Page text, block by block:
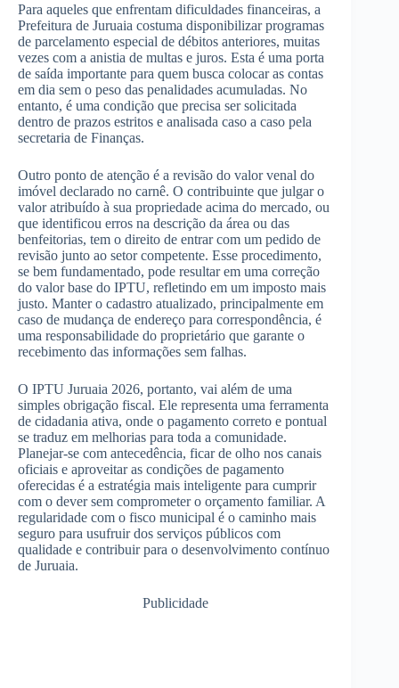
Para aqueles que enfrentam dificuldades financeiras, a
Prefeitura de Juruaia costuma disponibilizar programas
de parcelamento especial de débitos anteriores, muitas
vezes com a anistia de multas e juros. Esta é uma porta
de saída importante para quem busca colocar as contas
em dia sem o peso das penalidades acumuladas. No
entanto, é uma condição que precisa ser solicitada
dentro de prazos estritos e analisada caso a caso pela
secretaria de Finanças.
Outro ponto de atenção é a revisão do valor venal do
imóvel declarado no carnê. O contribuinte que julgar o
valor atribuído à sua propriedade acima do mercado, ou
que identificou erros na descrição da área ou das
benfeitorias, tem o direito de entrar com um pedido de
revisão junto ao setor competente. Esse procedimento,
se bem fundamentado, pode resultar em uma correção
do valor base do IPTU, refletindo em um imposto mais
justo. Manter o cadastro atualizado, principalmente em
caso de mudança de endereço para correspondência, é
uma responsabilidade do proprietário que garante o
recebimento das informações sem falhas.
O IPTU Juruaia 2026, portanto, vai além de uma
simples obrigação fiscal. Ele representa uma ferramenta
de cidadania ativa, onde o pagamento correto e pontual
se traduz em melhorias para toda a comunidade.
Planejar-se com antecedência, ficar de olho nos canais
oficiais e aproveitar as condições de pagamento
oferecidas é a estratégia mais inteligente para cumprir
com o dever sem comprometer o orçamento familiar. A
regularidade com o fisco municipal é o caminho mais
seguro para usufruir dos serviços públicos com
qualidade e contribuir para o desenvolvimento contínuo
de Juruaia.
Publicidade